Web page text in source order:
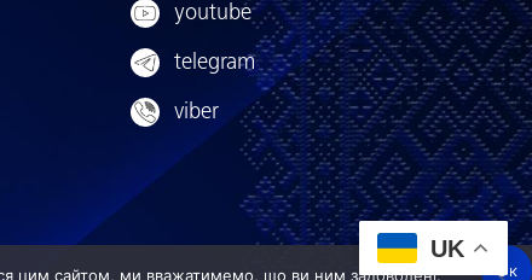
youtube
telegram
viber
UK
цим сайтом, ми вважатимемо, що ви ним задоволені. Ок